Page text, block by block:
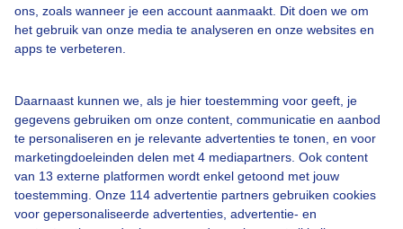
ons, zoals wanneer je een account aanmaakt. Dit doen we om
het gebruik van onze media te analyseren en onze websites en
apps te verbeteren.
Daarnaast kunnen we, als je hier toestemming voor geeft, je
gegevens gebruiken om onze content, communicatie en aanbod
te personaliseren en je relevante advertenties te tonen, en voor
marketingdoeleinden delen met 4 mediapartners. Ook content
van 13 externe platformen wordt enkel getoond met jouw
toestemming. Onze 114 advertentie partners gebruiken cookies
voor gepersonaliseerde advertenties, advertentie- en
Een moment geduld aub...
Over Buienradar